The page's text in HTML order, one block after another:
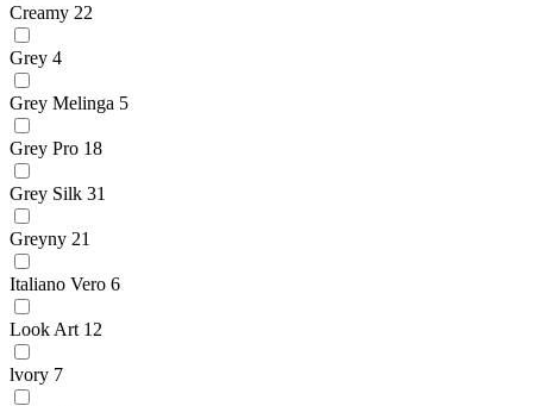
Creamy 22
Grey 4
Grey Melinga 5
Grey Pro 18
Grey Silk 31
Greyny 21
Italiano Vero 6
Look Art 12
lvory 7